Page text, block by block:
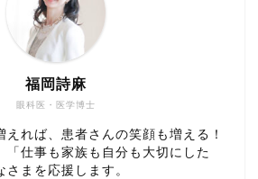
眼科医・医学博士
福岡詩麻
えれば、患者さんの笑顔も増える！
「仕事も家族も自分も大切にした
まを応援します。